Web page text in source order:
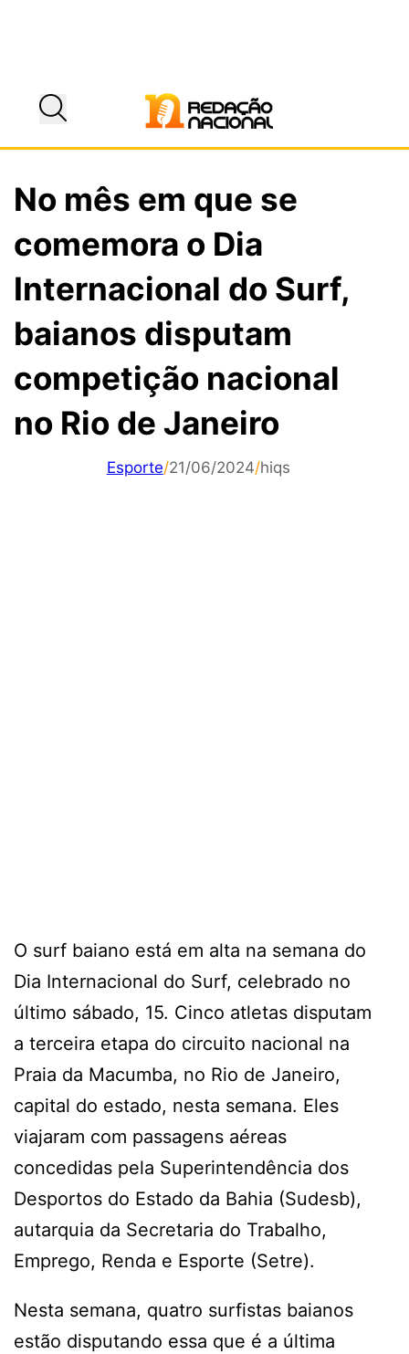
No mês em que se
comemora o Dia
Internacional do Surf,
baianos disputam
competição nacional
no Rio de Janeiro
Esporte/21/06/2024/hiqs
O surf baiano está em alta na semana do
Dia Internacional do Surf, celebrado no
último sábado, 15. Cinco atletas disputam
a terceira etapa do circuito nacional na
Praia da Macumba, no Rio de Janeiro,
capital do estado, nesta semana. Eles
viajaram com passagens aéreas
concedidas pela Superintendência dos
Desportos do Estado da Bahia (Sudesb),
autarquia da Secretaria do Trabalho,
Emprego, Renda e Esporte (Setre).
Nesta semana, quatro surfistas baianos
estão disputando essa que é a última